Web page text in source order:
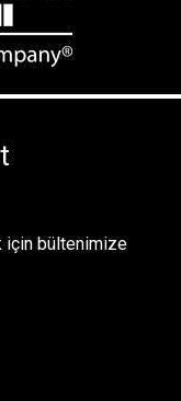
için bültenimize